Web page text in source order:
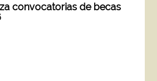
convocatorias de becas